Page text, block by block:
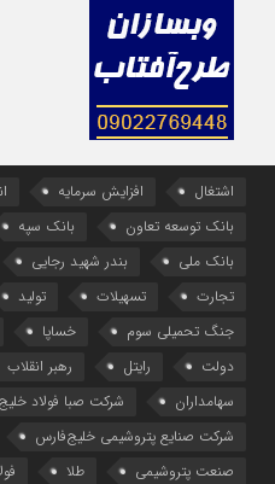
اشتغال افزایش سرمایه
بانک توسعه تعاون
بانک سپه
بانک ملی
بندر شهید رجایی
تجارت
تسهیلات تولید
جنگ تحمیلی سوم
خساپا
دولت
رایتل رهبر انقلاب
سهامداران
شرکت صبا فولاد
شرکت صنایع پتروشیمی خلیج‌فارس
صنعت پتروشیمی
طلا